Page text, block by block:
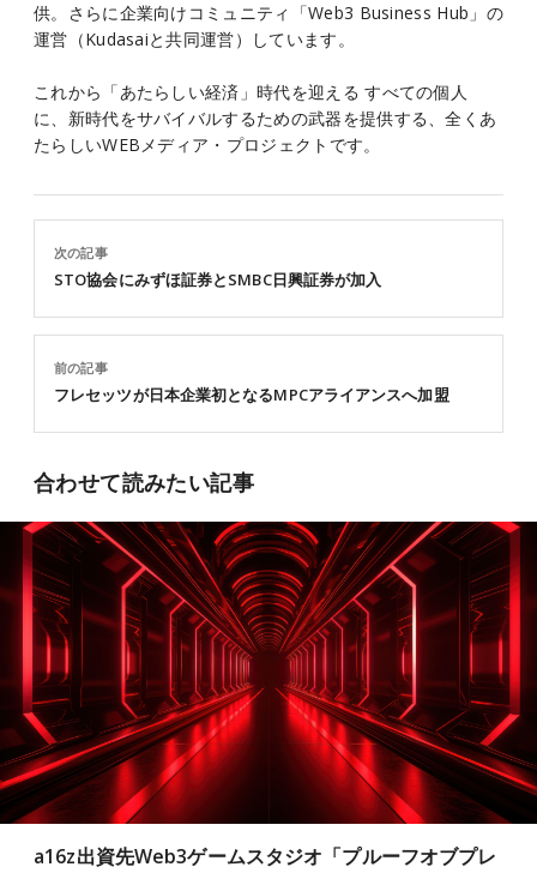
供。さらに企業向けコミュニティ「Web3 Business Hub」の
運営（Kudasaiと共同運営）しています。
これから「あたらしい経済」時代を迎える すべての個人
に、新時代をサバイバルするための武器を提供する、全くあ
たらしいWEBメディア・プロジェクトです。
前の記事
フレセッツが日本企業初となるMPCアライアンスへ加盟
次の記事
STO協会にみずほ証券とSMBC日興証券が加入
合わせて読みたい記事
a16z出資先Web3ゲームスタジオ「プルーフオブプレ